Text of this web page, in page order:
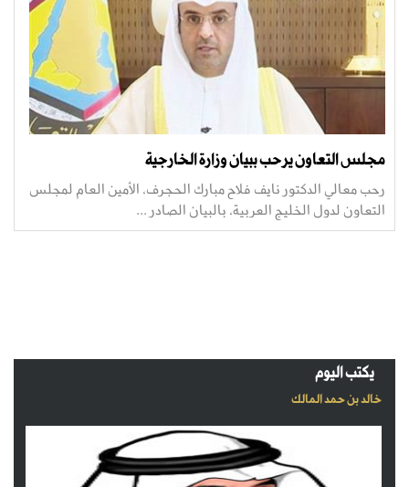
مجلس التعاون يرحب ببيان وزارة الخارجية
رحب معالي الدكتور نايف فلاح مبارك الحجرف، الأمين العام لمجلس
التعاون لدول الخليج العربية، بالبيان الصادر ...
يكتب اليوم
خالد بن حمد المالك